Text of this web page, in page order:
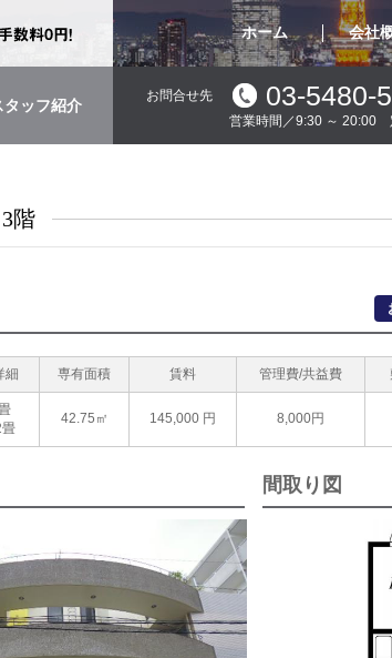
ホーム 会社
タッフ紹介
お問合せ先 03-5480-
営業時間／9:30 ～ 20:00
階
細 専有面積 賃料 管理費/共益費
42.75㎡ 145,000 円 8,000円
間取り図